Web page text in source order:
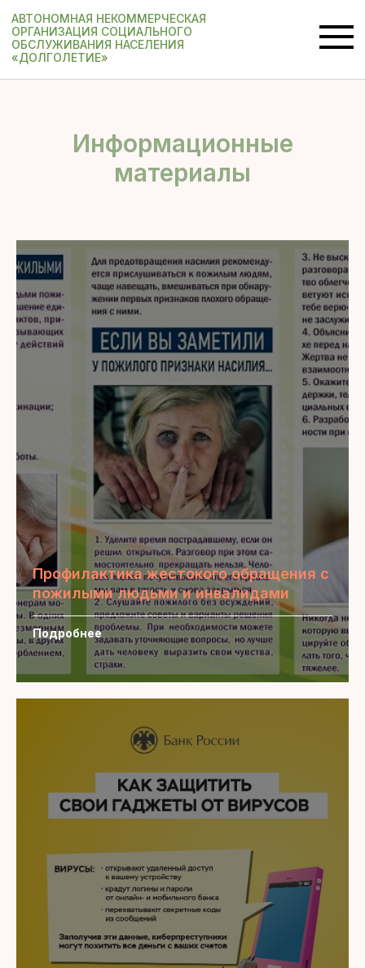
АВТОНОМНАЯ НЕКОММЕРЧЕСКАЯ
ОРГАНИЗАЦИЯ СОЦИАЛЬНОГО
ОБСЛУЖИВАНИЯ НАСЕЛЕНИЯ
«ДОЛГОЛЕТИЕ»
Информационные
материалы
Профилактика жестокого обращения с
пожилыми людьми и инвалидами
Подробнее